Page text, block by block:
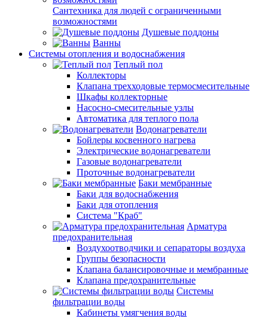
Сантехника для людей с ограниченными
возможностями
Душевые поддоны
Ванны
Системы отопления и водоснабжения
Теплый пол
Коллекторы
Клапана трехходовые термосмесительные
Шкафы коллекторные
Насосно-смесительные узлы
Автоматика для теплого пола
Водонагреватели
Бойлеры косвенного нагрева
Электрические водонагреватели
Газовые водонагреватели
Проточные водонагреватели
Баки мембранные
Баки для водоснабжения
Баки для отопления
Система "Краб"
Арматура
предохранительная
Воздухоотводчики и сепараторы воздуха
Группы безопасности
Клапана балансировочные и мембранные
Клапана предохранительные
Системы
фильтрации воды
Кабинеты умягчения воды